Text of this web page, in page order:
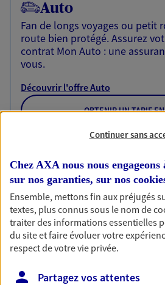
Auto
Fan de longs voyages ou petit
route bien protégé. Assurez
contrat Mon Auto : une
vous.
Découvrir l'offre Auto
OBTENIR UN TARIF
Habitation
Votre logement est unique,
contrat Ma Maison assure votre
protégeant ce qui vous tient à
Découvrir l'offre Habitation
OBTENIR UN TARIF EN
Continuer sans
Chez AXA nous nous
sur nos garanties, sur nos
Ensemble, mettons fin aux préjugés
textes, plus connus sous le nom de
traiter des informations essentielles
du site et faire évoluer votre
respect de votre vie privée.
Partagez vos attentes